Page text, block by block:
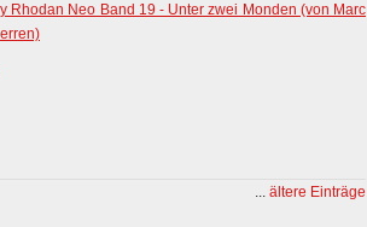
Rhodan Neo Band 19 - Unter zwei Monden (von Marc
... ältere Einträge